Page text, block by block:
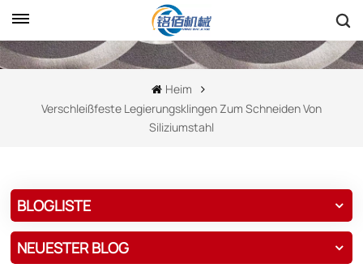
Heim
Verschleißfeste Legierungsklingen Zum Schneiden Von
Siliziumstahl
BLOGLISTE
NEUESTER BLOG